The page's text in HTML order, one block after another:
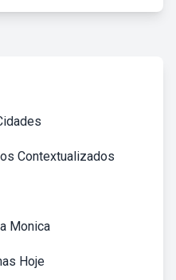
Contextualizados
Monica
Hoje